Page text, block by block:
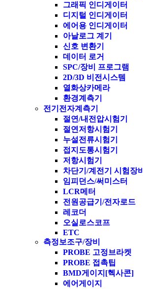
그래픽 인디게이터
디지털 인디게이터
에어용 인디게이터
아날로그 계기
신호 변환기
데이터 로거
SPC/장비 프로그램
2D/3D 비전시스템
열화상카메라
환경계측기
전기전자계측기
절연/내전압시험기
절연저항시험기
누설전류시험기
접지도통시험기
저항시험기
차단기/계전기 시험장비
임피던스/써미스터
LCR메터
전원공급기/전자로드
레코더
오실로스코프
ETC
측정보조구/장비
PROBE 고정브라켓
PROBE 접촉팁
BMD게이지[헥사콘]
에어게이지